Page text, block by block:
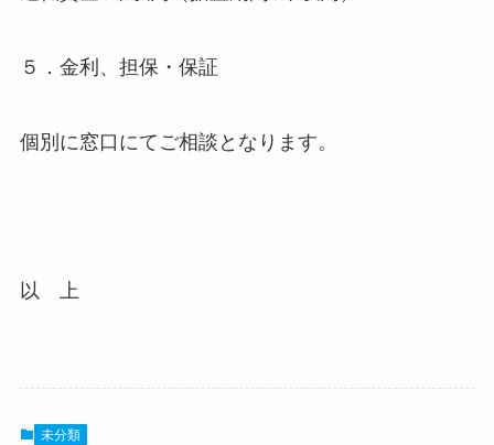
５．金利、担保・保証
個別に窓口にてご相談となります。
以 上
未分類